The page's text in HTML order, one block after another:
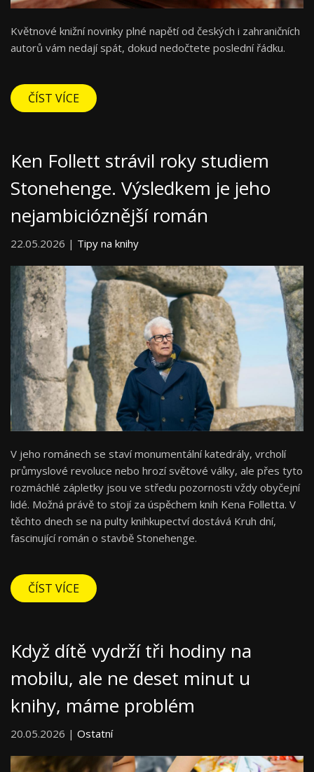
Květnové knižní novinky plné napětí od českých i zahraničních
autorů vám nedají spát, dokud nedočtete poslední řádku.
ČÍST VÍCE
Ken Follett strávil roky studiem
Stonehenge. Výsledkem je jeho
nejambicióznější román
22.05.2026 | Tipy na knihy
V jeho románech se staví monumentální katedrály, vrcholí
průmyslové revoluce nebo hrozí světové války, ale přes tyto
rozmáchlé zápletky jsou ve středu pozornosti vždy obyčejní
lidé. Možná právě to stojí za úspěchem knih Kena Folletta. V
těchto dnech se na pulty knihkupectví dostává Kruh dní,
fascinující román o stavbě Stonehenge.
ČÍST VÍCE
Když dítě vydrží tři hodiny na
mobilu, ale ne deset minut u
knihy, máme problém
20.05.2026 | Ostatní